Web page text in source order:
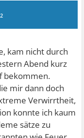
kam nicht durch
Abend kurz
bekommen.
mir dann doch
Verwirrtheit,
konnte ich kaum
sätze zu